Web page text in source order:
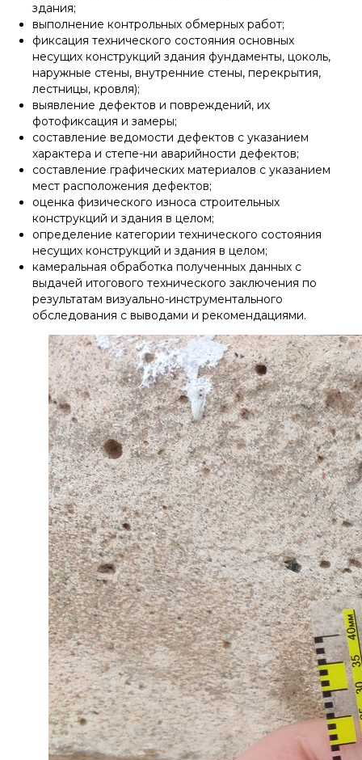
здания;
выполнение контрольных обмерных работ;
фиксация технического состояния основных
несущих конструкций здания фундаменты, цоколь,
наружные стены, внутренние стены, перекрытия,
лестницы, кровля);
выявление дефектов и повреждений, их
фотофиксация и замеры;
составление ведомости дефектов с указанием
характера и степе-ни аварийности дефектов;
составление графических материалов с указанием
мест расположения дефектов;
оценка физического износа строительных
конструкций и здания в целом;
определение категории технического состояния
несущих конструкций и здания в целом;
камеральная обработка полученных данных с
выдачей итогового технического заключения по
результатам визуально-инструментального
обследования с выводами и рекомендациями.